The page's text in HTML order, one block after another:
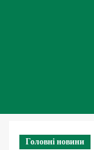
Головні новини